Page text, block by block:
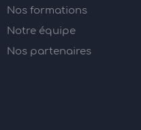
Nos formations
Notre équipe
Nos partenaires